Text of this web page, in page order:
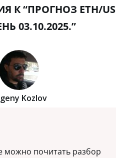
К “ПРОГНОЗ ETH/US
03.10.2025.”
Kozlov
можно почитать разбор